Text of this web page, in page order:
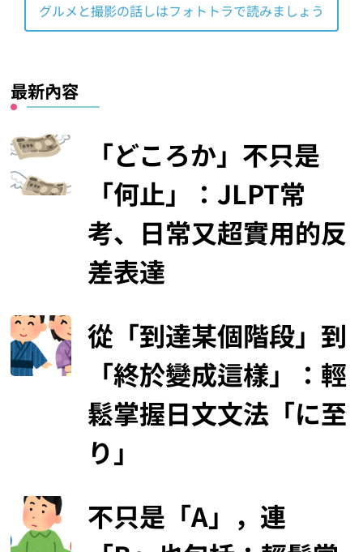
グルメと撮影の話しはフォトトラで読みましょう
最新內容
「どころか」不只是
「何止」：JLPT常
考、日常又超實用的反
差表達
從「到達某個階段」到
「終於變成這樣」：輕
鬆掌握日文文法「に至
り」
不只是「A」，連